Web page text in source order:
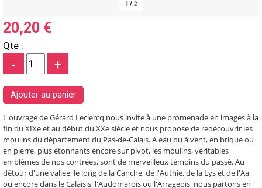
1 / 2
20,20 €
Qte :
- +
L'ouvrage de Gérard Leclercq nous invite à une promenade en images à la
fin du XIXe et au début du XXe siècle et nous propose de redécouvrir les
moulins du département du Pas-de-Calais. A eau ou à vent, en brique ou
en pierre, plus étonnants encore sur pivot, les moulins, véritables
emblèmes de nos contrées, sont de merveilleux témoins du passé. Au
détour d'une vallée, le long de la Canche, de l'Authie, de la Lys et de l'Aa,
ou encore dans le Calaisis, l'Audomarois ou l'Arrageois, nous partons en